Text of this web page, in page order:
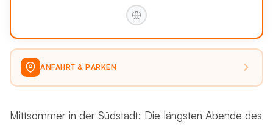
Mittsommer in der Südstadt: Die längsten Abende des
ANFAHRT & PARKEN